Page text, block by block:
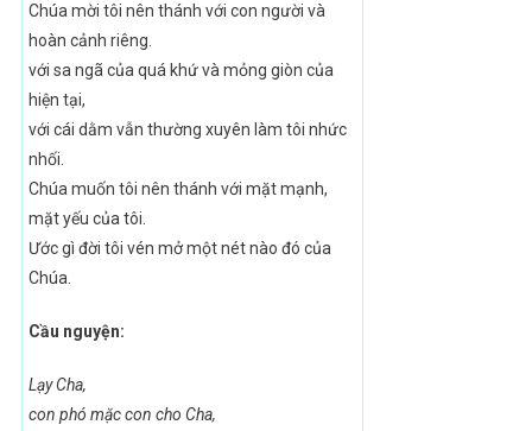
Chúa mời tôi nên thánh với con người và
hoàn cảnh riêng.
với sa ngã của quá khứ và mỏng giòn của
hiện tại,
với cái dằm vẫn thường xuyên làm tôi nhức
nhối.
Chúa muốn tôi nên thánh với mặt mạnh,
mặt yếu của tôi.
Ước gì đời tôi vén mở một nét nào đó của
Chúa.
Cầu nguyện:
Lạy Cha,
con phó mặc con cho Cha,